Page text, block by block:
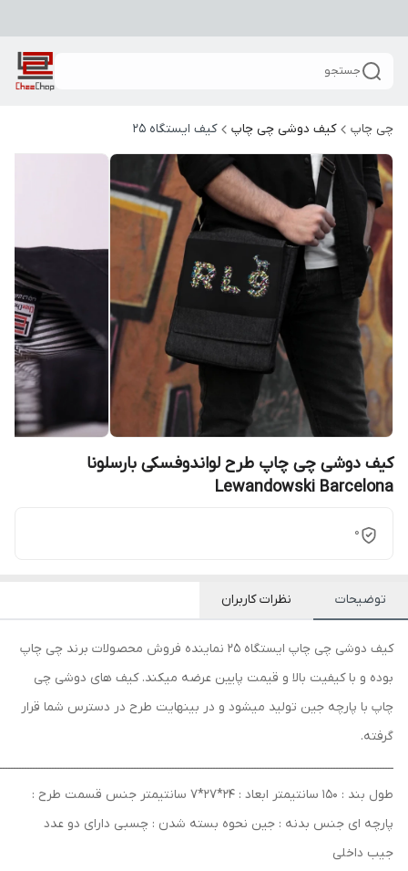
جستجو
چی چاپ کیف دوشی چی چاپ کیف ایستگاه 25
کیف دوشی چی چاپ طرح لواندوفسکی بارسلونا
Lewandowski Barcelona
0
توضیحات نظرات کاربران
کیف دوشی چی چاپ ایستگاه 25 نماینده فروش محصولات برند چی چاپ
بوده و با کیفیت بالا و قیمت پایین عرضه میکند. کیف های دوشی چی
چاپ با پارچه جین تولید میشود و در بینهایت طرح در دسترس شما قرار
گرفته.
طول بند : 150 سانتیمتر ابعاد : 24*27*7 سانتیمتر جنس قسمت طرح :
پارچه ای جنس بدنه : جین نحوه بسته شدن : چسبی دارای دو عدد
جیب داخلی